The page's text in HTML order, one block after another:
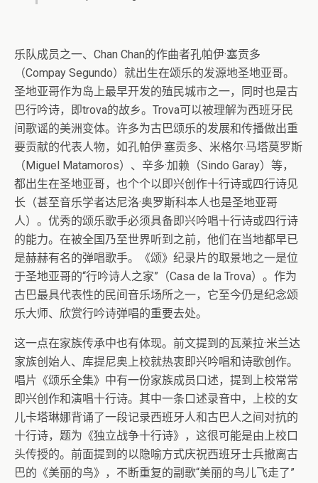
乐队成员之一、Chan Chan的作曲者孔帕伊·塞贡多
（Compay Segundo）就出生在颂乐的发源地圣地亚哥。
圣地亚哥作为岛上最早开发的殖民城市之一，同时也是古
巴行吟诗，即trova的故乡。Trova可以被理解为西班牙民
间歌谣的美洲变体。许多为古巴颂乐的发展和传播做出重
要贡献的代表人物，如孔帕伊·塞贡多、米格尔·马塔莫罗斯
（Miguel Matamoros）、辛多·加赖（Sindo Garay）等，
都出生在圣地亚哥，也个个以即兴创作十行诗或四行诗见
长（甚至音乐学者达尼洛·奥罗斯科本人也是圣地亚哥
人）。优秀的颂乐歌手必须具备即兴吟唱十行诗或四行诗
的能力。在被全国乃至世界听到之前，他们在当地都早已
是赫赫有名的弹唱歌手。《颂》纪录片的取景地之一是位
于圣地亚哥的“行吟诗人之家”（Casa de la Trova）。作为
古巴最具代表性的民间音乐场所之一，它至今仍是纪念颂
乐大师、欣赏行吟诗弹唱的重要去处。
这一点在家族传承中也有体现。前文提到的瓦莱拉·米兰达
家族创始人、库提尼奥上校就热衷即兴吟唱和诗歌创作。
唱片《颂乐全集》中有一份家族成员口述，提到上校常常
即兴创作和演唱十行诗。其中一条口述录音中，上校的女
儿卡塔琳娜背诵了一段记录西班牙人和古巴人之间对抗的
十行诗，题为《独立战争十行诗》，这很可能是由上校口
头传授的。前面提到的以隐喻方式庆祝西班牙士兵撤离古
巴的《美丽的鸟》，不断重复的副歌“美丽的鸟儿飞走了”